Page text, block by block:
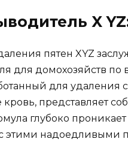
X
пятен XYZ
для домохозяйств по
для удаления
представляет
глубоко
этими надоедливыми